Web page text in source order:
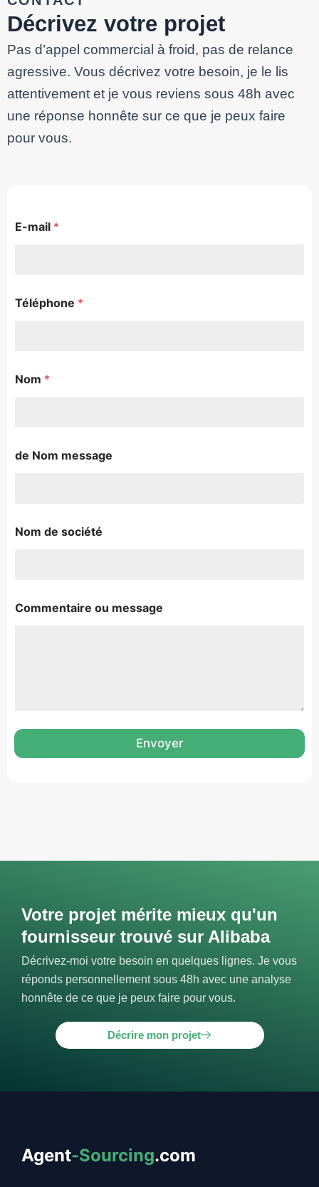
Décrivez votre projet
Pas d’appel commercial à froid, pas de relance
agressive. Vous décrivez votre besoin, je le lis
attentivement et je vous reviens sous 48h avec
une réponse honnête sur ce que je peux faire
pour vous.
E-mail *
Téléphone *
Nom *
de Nom message
Nom de société
Commentaire ou message
Envoyer
Votre projet mérite mieux qu'un
fournisseur trouvé sur Alibaba
Décrivez-moi votre besoin en quelques lignes. Je vous
réponds personnellement sous 48h avec une analyse
honnête de ce que je peux faire pour vous.
Décrire mon projet
Agent-Sourcing.com